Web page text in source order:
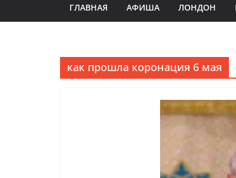
ГЛАВНАЯ АФИША ЛОНДОН
как прошла коронация 6 мая